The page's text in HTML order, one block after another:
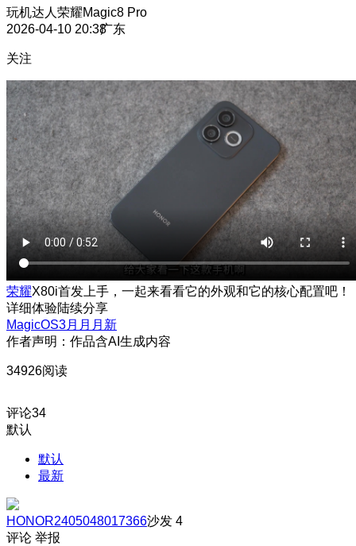
玩机达人 荣耀Magic8 Pro
2026-04-10 20:38广东
关注
荣耀X80i首发上手，一起来看看它的外观和它的核心配置吧！
详细体验陆续分享
MagicOS3月月月新
作者声明：作品含AI生成内容
34926阅读
评论34
默认
默认
最新
HONOR2405048017366沙发 4
评论 举报